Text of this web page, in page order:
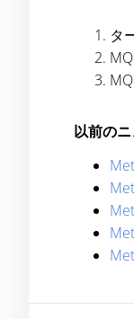
タ
以前のニ